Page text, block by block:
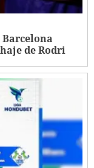
de Rodri